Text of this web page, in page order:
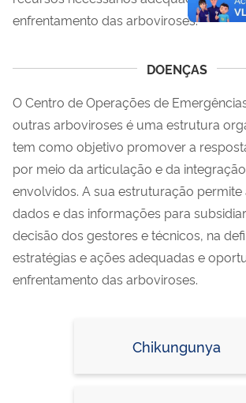
enfrentamento das arboviroses.
DOENÇAS
O Centro de Operações de
outras arboviroses é uma estrutura
tem como objetivo promover a
por meio da articulação e da
envolvidos. A sua estruturação permite
dados e das informações para
decisão dos gestores e técnicos, na
estratégias e ações adequadas e
enfrentamento das arboviroses.
Chikungunya